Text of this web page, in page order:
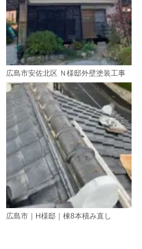
広島市安佐北区 Ｎ様邸外壁塗装工事
広島市｜H様邸｜棟8本積み直し